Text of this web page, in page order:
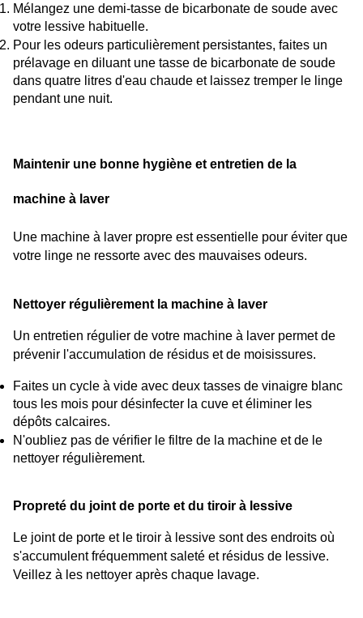
Mélangez une demi-tasse de bicarbonate de soude avec
votre lessive habituelle.
Pour les odeurs particulièrement persistantes, faites un
prélavage en diluant une tasse de bicarbonate de soude
dans quatre litres d'eau chaude et laissez tremper le linge
pendant une nuit.
Maintenir une bonne hygiène et entretien de la
machine à laver
Une machine à laver propre est essentielle pour éviter que
votre linge ne ressorte avec des mauvaises odeurs.
Nettoyer régulièrement la machine à laver
Un entretien régulier de votre machine à laver permet de
prévenir l'accumulation de résidus et de moisissures.
Faites un cycle à vide avec deux tasses de vinaigre blanc
tous les mois pour désinfecter la cuve et éliminer les
dépôts calcaires.
N'oubliez pas de vérifier le filtre de la machine et de le
nettoyer régulièrement.
Propreté du joint de porte et du tiroir à lessive
Le joint de porte et le tiroir à lessive sont des endroits où
s'accumulent fréquemment saleté et résidus de lessive.
Veillez à les nettoyer après chaque lavage.